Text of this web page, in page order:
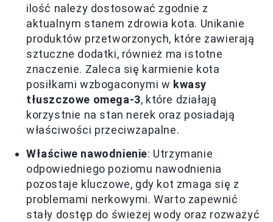
ilość należy dostosować zgodnie z
aktualnym stanem zdrowia kota. Unikanie
produktów przetworzonych, które zawierają
sztuczne dodatki, również ma istotne
znaczenie. Zaleca się karmienie kota
posiłkami wzbogaconymi w kwasy
tłuszczowe omega-3, które działają
korzystnie na stan nerek oraz posiadają
właściwości przeciwzapalne.
Właściwe nawodnienie: Utrzymanie
odpowiedniego poziomu nawodnienia
pozostaje kluczowe, gdy kot zmaga się z
problemami nerkowymi. Warto zapewnić
stały dostęp do świeżej wody oraz rozważyć